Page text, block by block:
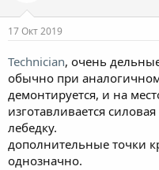
17 Окт 2019
Technician, очень
обычно при
демонтируется, и на
изготавливается
лебедку.
дополнительные точки
однозначно.